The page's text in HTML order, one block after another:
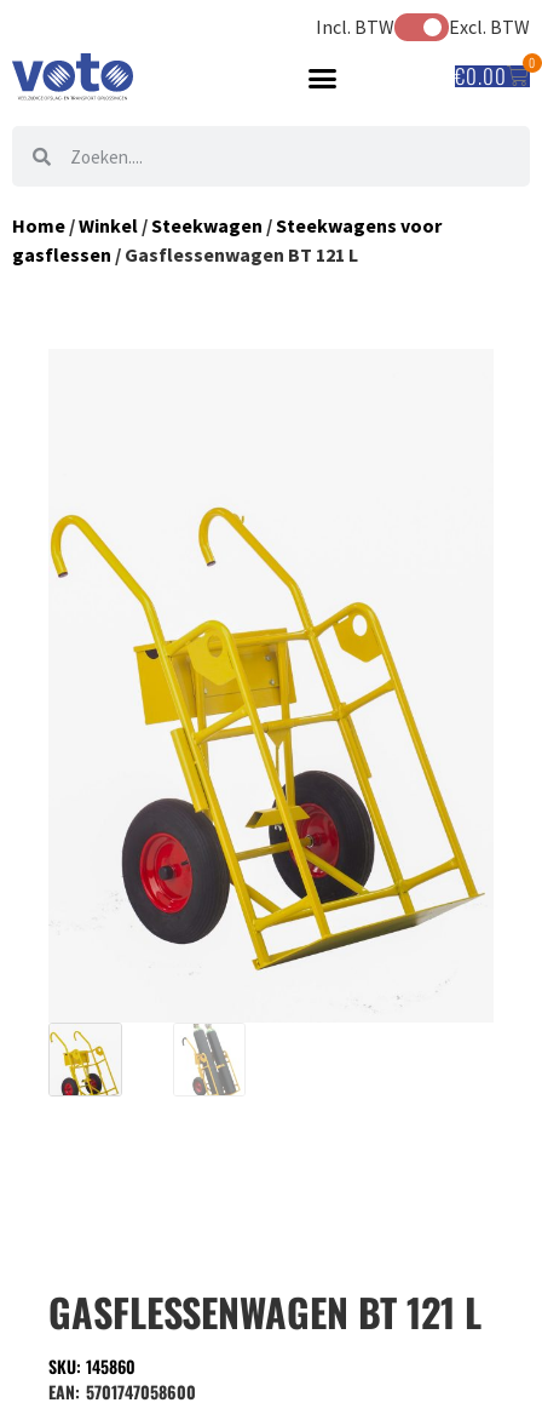
Incl. BTW Excl. BTW
€0.00 0
Home /Winkel /Steekwagen /Steekwagens voor
gasflessen / Gasflessenwagen BT 121 L
GASFLESSENWAGEN BT 121 L
SKU: 145860
EAN: 5701747058600